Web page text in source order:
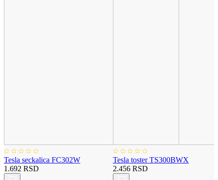
Tesla seckalica FC302W
1.692 RSD
Tesla toster TS300BWX
2.456 RSD